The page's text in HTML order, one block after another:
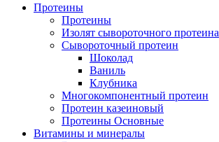
Протеины
Протеины
Изолят сывороточного протеина
Сывороточный протеин
Шоколад
Ваниль
Клубника
Многокомпонентный протеин
Протеин казеиновый
Протеины Основные
Витамины и минералы